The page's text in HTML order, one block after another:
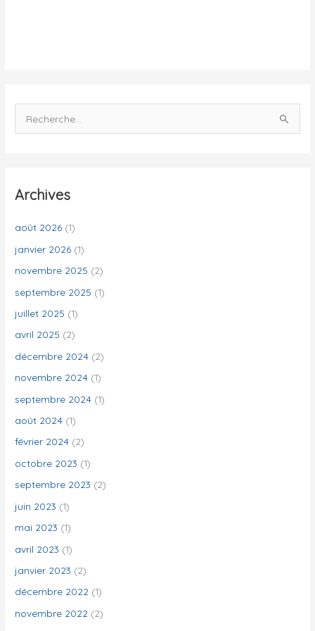
e
e
c
h
:
Archives
août 2026 (1)
janvier 2026 (1)
novembre 2025 (2)
septembre 2025 (1)
juillet 2025 (1)
avril 2025 (2)
décembre 2024 (2)
novembre 2024 (1)
septembre 2024 (1)
août 2024 (1)
février 2024 (2)
octobre 2023 (1)
septembre 2023 (2)
juin 2023 (1)
mai 2023 (1)
avril 2023 (1)
janvier 2023 (2)
décembre 2022 (1)
novembre 2022 (2)